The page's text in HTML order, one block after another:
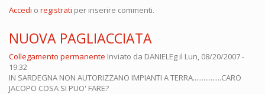
Accedi o registrati per inserire commenti.
NUOVA PAGLIACCIATA
Collegamento permanente Inviato da DANIELEg il Lun, 08/20/2007 -
19:32
IN SARDEGNA NON AUTORIZZANO IMPIANTI A TERRA................CARO
JACOPO COSA SI PUO' FARE?